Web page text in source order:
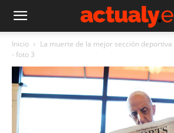
Inicio La muerte de la mejor sección deportiva
- foto 3